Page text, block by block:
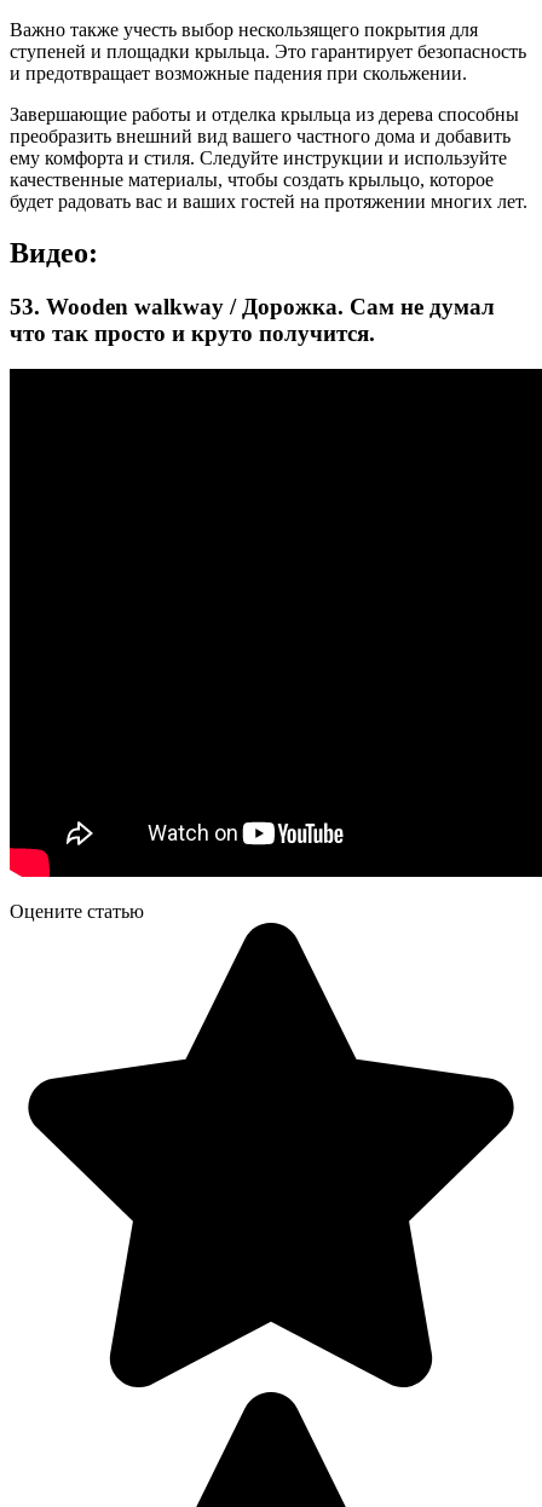
Важно также учесть выбор нескользящего покрытия для
ступеней и площадки крыльца. Это гарантирует безопасность
и предотвращает возможные падения при скольжении.
Завершающие работы и отделка крыльца из дерева способны
преобразить внешний вид вашего частного дома и добавить
ему комфорта и стиля. Следуйте инструкции и используйте
качественные материалы, чтобы создать крыльцо, которое
будет радовать вас и ваших гостей на протяжении многих лет.
Видео:
53. Wooden walkway / Дорожка. Сам не думал
что так просто и круто получится.
Оцените статью